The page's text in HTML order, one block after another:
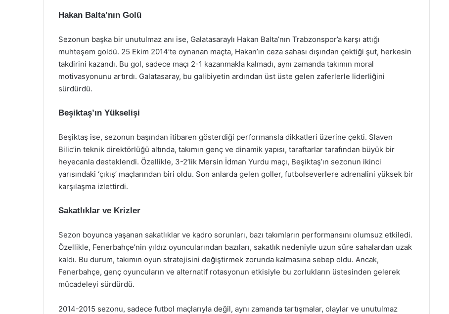
Hakan Balta’nın Golü
Sezonun başka bir unutulmaz anı ise, Galatasaraylı Hakan Balta’nın Trabzonspor’a karşı attığı
muhteşem goldü. 25 Ekim 2014’te oynanan maçta, Hakan’ın ceza sahası dışından çektiği şut, herkesin
takdirini kazandı. Bu gol, sadece maçı 2-1 kazanmakla kalmadı, aynı zamanda takımın moral
motivasyonunu artırdı. Galatasaray, bu galibiyetin ardından üst üste gelen zaferlerle liderliğini
sürdürdü.
Beşiktaş’ın Yükselişi
Beşiktaş ise, sezonun başından itibaren gösterdiği performansla dikkatleri üzerine çekti. Slaven
Bilic’in teknik direktörlüğü altında, takımın genç ve dinamik yapısı, taraftarlar tarafından büyük bir
heyecanla desteklendi. Özellikle, 3-2’lik Mersin İdman Yurdu maçı, Beşiktaş’ın sezonun ikinci
yarısındaki ‘çıkış’ maçlarından biri oldu. Son anlarda gelen goller, futbolseverlere adrenalini yüksek bir
karşılaşma izlettirdi.
Sakatlıklar ve Krizler
Sezon boyunca yaşanan sakatlıklar ve kadro sorunları, bazı takımların performansını olumsuz etkiledi.
Özellikle, Fenerbahçe’nin yıldız oyuncularından bazıları, sakatlık nedeniyle uzun süre sahalardan uzak
kaldı. Bu durum, takımın oyun stratejisini değiştirmek zorunda kalmasına sebep oldu. Ancak,
Fenerbahçe, genç oyuncuların ve alternatif rotasyonun etkisiyle bu zorlukların üstesinden gelerek
mücadeleyi sürdürdü.
2014-2015 sezonu, sadece futbol maçlarıyla değil, aynı zamanda tartışmalar, olaylar ve unutulmaz